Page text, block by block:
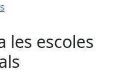
les escoles